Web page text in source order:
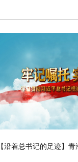
【沿着总书记的足迹】青